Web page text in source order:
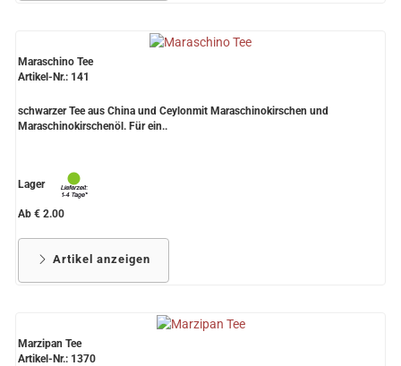
Maraschino Tee
Artikel-Nr.: 141
schwarzer Tee aus China und Ceylonmit Maraschinokirschen und
Maraschinokirschenöl. Für ein..
Lager
Ab € 2.00
Artikel anzeigen
Marzipan Tee
Artikel-Nr.: 1370